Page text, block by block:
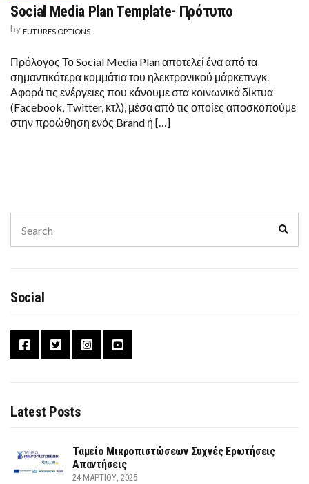
Social Media Plan Template- Πρότυπο
by FUTURES OPTIONS
Πρόλογος Το Social Media Plan αποτελεί ένα από τα
σημαντικότερα κομμάτια του ηλεκτρονικού μάρκετινγκ.
Αφορά τις ενέργειες που κάνουμε στα κοινωνικά δίκτυα
(Facebook, Twitter, κτλ), μέσα από τις οποίες αποσκοπούμε
στην προώθηση ενός Brand ή […]
for:
Social
Latest Posts
Ταμείο Μικροπιστώσεων Συχνές Ερωτήσεις
Απαντήσεις
24 ΜΑΡΤΊΟΥ, 2025